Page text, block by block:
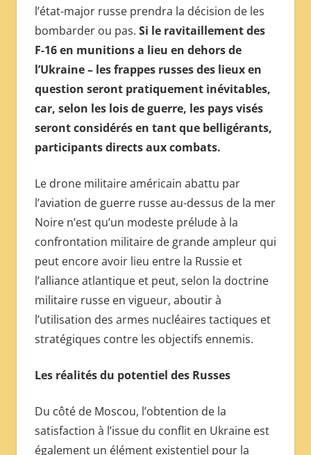
l’état-major russe prendra la décision de les
bombarder ou pas. Si le ravitaillement des
F-16 en munitions a lieu en dehors de
l’Ukraine – les frappes russes des lieux en
question seront pratiquement inévitables,
car, selon les lois de guerre, les pays visés
seront considérés en tant que belligérants,
participants directs aux combats.
Le drone militaire américain abattu par
l’aviation de guerre russe au-dessus de la mer
Noire n’est qu’un modeste prélude à la
confrontation militaire de grande ampleur qui
peut encore avoir lieu entre la Russie et
l’alliance atlantique et peut, selon la doctrine
militaire russe en vigueur, aboutir à
l’utilisation des armes nucléaires tactiques et
stratégiques contre les objectifs ennemis.
Les réalités du potentiel des Russes
Du côté de Moscou, l’obtention de la
satisfaction à l’issue du conflit en Ukraine est
également un élément existentiel pour la